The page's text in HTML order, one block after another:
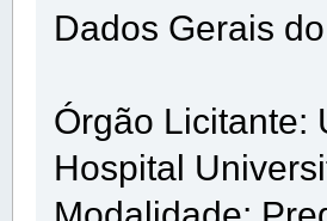
Dados Gerais
Órgão Licitante:
Hospital